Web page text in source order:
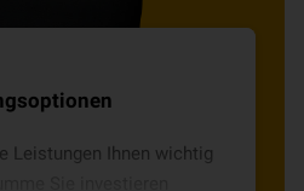
Leistungen Ihnen wichtig